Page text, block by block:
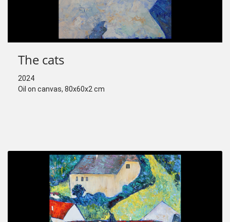
The cats
2024
Oil on canvas, 80x60x2 cm